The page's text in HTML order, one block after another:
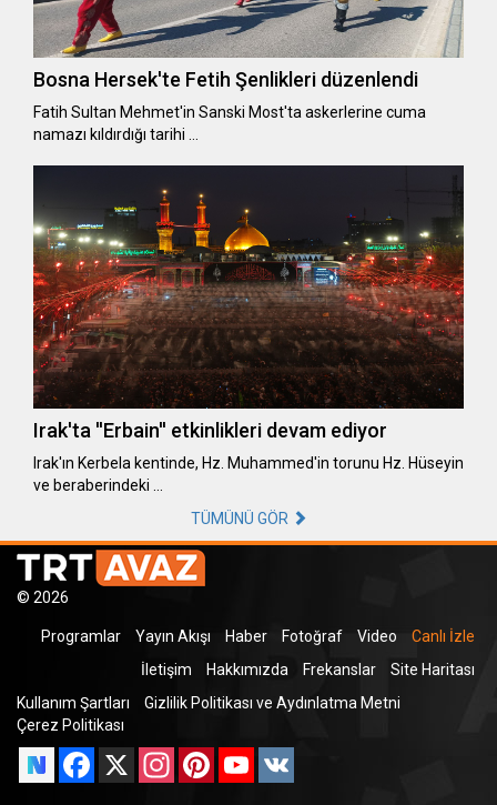
Bosna Hersek'te Fetih Şenlikleri düzenlendi
Fatih Sultan Mehmet'in Sanski Most'ta askerlerine cuma
namazı kıldırdığı tarihi …
Irak'ta ''Erbain'' etkinlikleri devam ediyor
Irak'ın Kerbela kentinde, Hz. Muhammed'in torunu Hz. Hüseyin
ve beraberindeki …
TÜMÜNÜ GÖR
© 2026
Programlar Yayın Akışı Haber Fotoğraf Video
Canlı İzle
İletişim
Hakkımızda Frekanslar
Site Haritası
Kullanım Şartları
Gizlilik Politikası ve Aydınlatma Metni
Çerez Politikası
Facebook
X InstagramPinterestYouTube